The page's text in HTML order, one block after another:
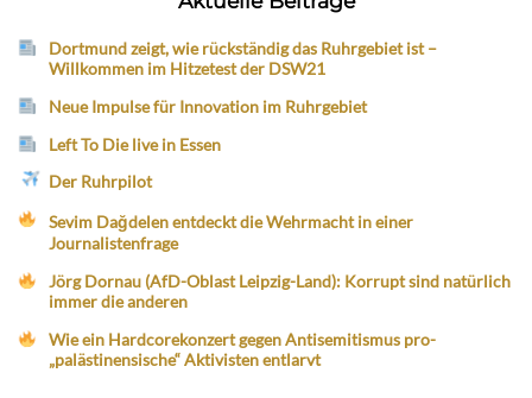
Dortmund zeigt, wie rückständig das Ruhrgebiet ist –
Willkommen im Hitzetest der DSW21
Neue Impulse für Innovation im Ruhrgebiet
Left To Die live in Essen
Der Ruhrpilot
Sevim Dağdelen entdeckt die Wehrmacht in einer
Journalistenfrage
Jörg Dornau (AfD-Oblast Leipzig-Land): Korrupt sind natürlich
immer die anderen
Wie ein Hardcorekonzert gegen Antisemitismus pro-
„palästinensische“ Aktivisten entlarvt